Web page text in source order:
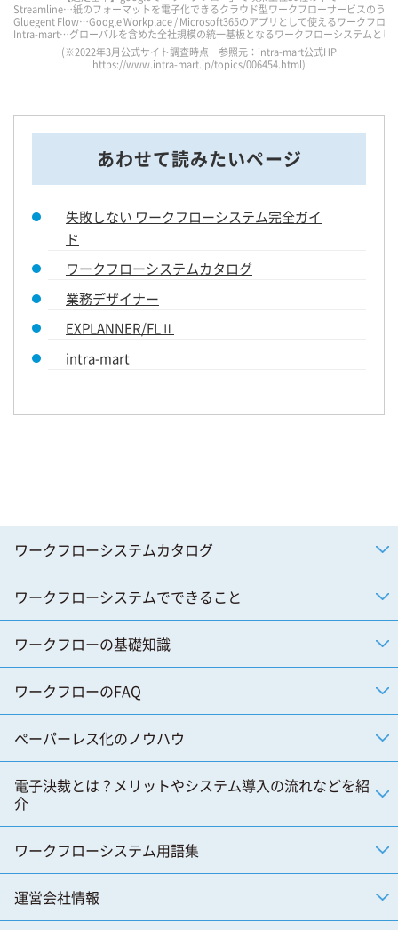
Streamline…紙のフォーマットを電子化できるクラウド型ワークフローサービスのう
Gluegent Flow…Google Workplace / Microsoft365のアプリとして使えるワークフロー
Intra-mart…グローバルを含めた全社規模の統一基板となるワークフローシステムと
(※2022年3月公式サイト調査時点 参照元：intra-mart公式HP
https://www.intra-mart.jp/topics/006454.html)
あわせて読みたいページ
失敗しない ワークフローシステム完全ガイ
ド
ワークフローシステムカタログ
業務デザイナー
EXPLANNER/FLⅡ
intra-mart
ワークフローシステムカタログ
ワークフローシステムでできること
ワークフローの基礎知識
ワークフローのFAQ
ペーパーレス化のノウハウ
電子決裁とは？メリットやシステム導入の流れなどを紹
介
ワークフローシステム用語集
運営会社情報